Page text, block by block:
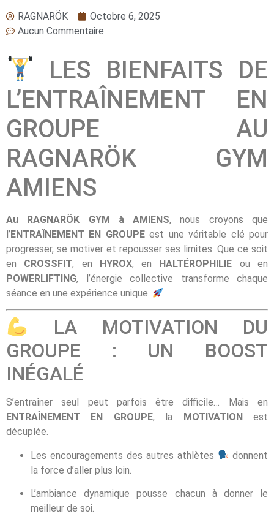
RAGNARÖK
Octobre 6, 2025
Aucun Commentaire
LES BIENFAITS DE
L’ENTRAÎNEMENT EN
GROUPE AU
RAGNARÖK GYM
AMIENS
Au RAGNARÖK GYM à AMIENS, nous croyons que
l’ENTRAÎNEMENT EN GROUPEest une véritable clé pour
progresser, se motiver et repousser ses limites. Que ce soit
en CROSSFIT, en HYROX, en HALTÉROPHILIE ou en
POWERLIFTING, l’énergie collective transforme chaque
séance en une expérience unique.
LA MOTIVATION DU
GROUPE : UN BOOST
INÉGALÉ
S’entraîner seul peut parfois être difficile… Mais en
ENTRAÎNEMENT EN GROUPE, la MOTIVATION
est
décuplée.
Les encouragements des autres athlètes
donnent
la force d’aller plus loin.
L’ambiance dynamique pousse chacun à donner le
meilleur de soi.